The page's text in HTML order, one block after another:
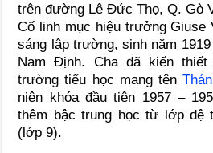
trên đường Lê Đức Thọ, Q. Gò
Cố linh mục hiệu trưởng Giuse
sáng lập trường, sinh năm
Nam Định. Cha đã kiến
trường tiểu học mang tên
niên khóa đầu tiên 1957 –
thêm bậc trung học từ lớp
(lớp 9).